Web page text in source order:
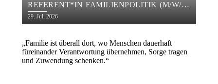
REFERENT*IN FAMILIENPOLITIK (M/W/D)
IN VOLLZEITNAHER TEILZEIT
29. Juli 2026
„Familie ist überall dort, wo Menschen dauerhaft
füreinander Verantwortung übernehmen, Sorge tragen
und Zuwendung schenken.“